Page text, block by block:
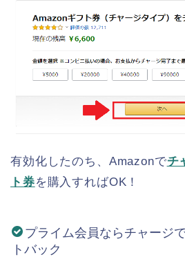
有効化したのち、Amazonでチ
ト券を購入すればOK！
プライム会員ならチャージ
トバック